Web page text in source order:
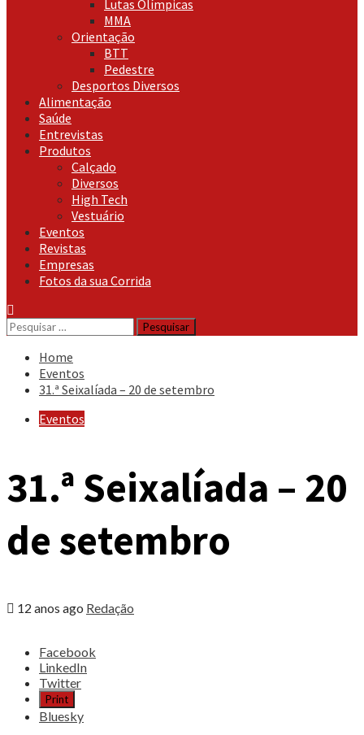
Lutas Olímpicas
MMA
Orientação
BTT
Pedestre
Desportos Diversos
Alimentação
Saúde
Entrevistas
Produtos
Calçado
Diversos
High Tech
Vestuário
Eventos
Revistas
Empresas
Fotos da sua Corrida
Pesquisar
por:
Home
Eventos
31.ª Seixalíada – 20 de setembro
Eventos
31.ª Seixalíada – 20
de setembro
12 anos ago Redação
Share
post
"31.ª
Seixalíada
Facebook
LinkedIn
Twitter
Print
Bluesky